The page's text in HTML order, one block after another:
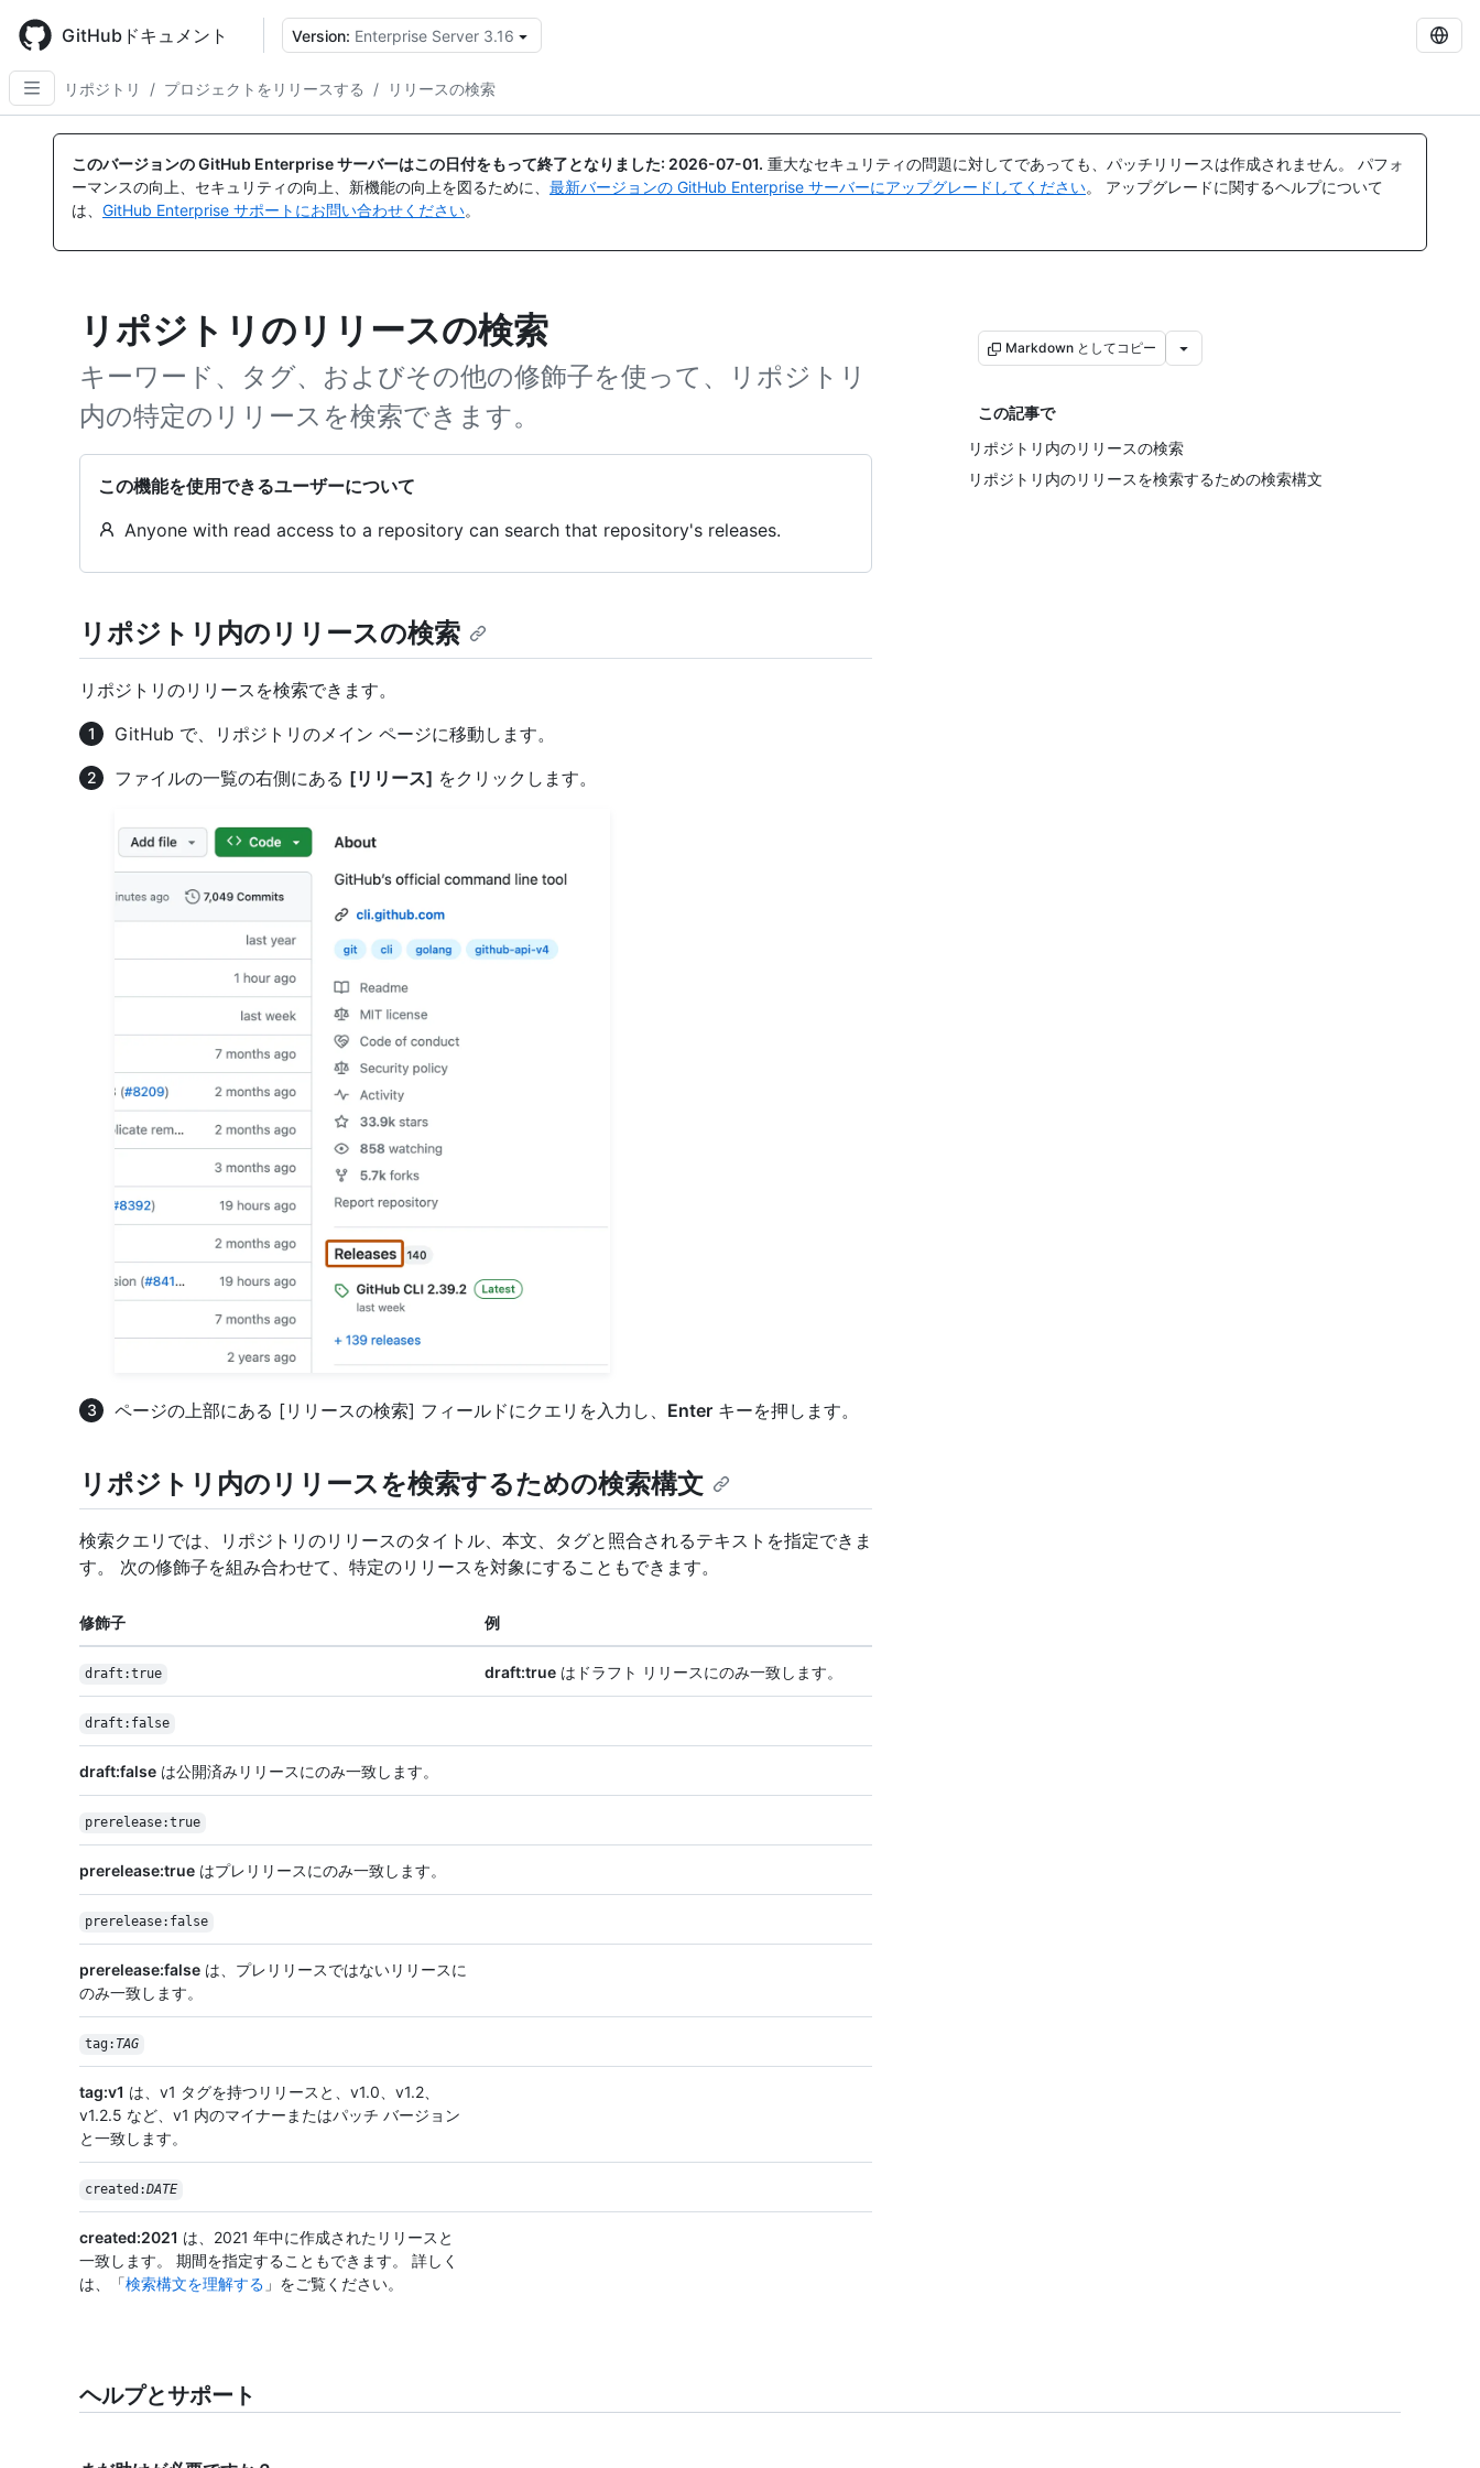
main
content
GitHubドキュメント Version: Enterprise Server 3.16
リポジトリ
/ プロジェクトをリリースする / リリースの検索
このバージョンの GitHub Enterprise サーバーはこの日付をもって終了となりました: 2026-07-01. 重大なセキュリティの問題に対してであっても、パッチリリースは作成されません。 パフォ
ーマンスの向上、セキュリティの向上、新機能の向上を図るために、 最新バージョンの GitHub Enterprise サーバーにアップグレードしてください。 アップグレードに関するヘルプについて
は、 GitHub Enterprise サポートにお問い合わせください。
リポジトリのリリースの検索
キーワード、タグ、およびその他の修飾子を使って、リポジトリ
内の特定のリリースを検索できます。
この機能を使用できるユーザーについて
Anyone with read access to a repository can search that repository's releases.
Markdown としてコピー
この記事で
リポジトリ内のリリースの検索
リポジトリ内のリリースを検索するための検索構文
リポジトリ内のリリースの検索
リポジトリのリリースを検索できます。
GitHub で、リポジトリのメイン ページに移動します。
ファイルの一覧の右側にある [リリース] をクリックします。
ページの上部にある [リリースの検索] フィールドにクエリを入力し、 Enter キーを押します。
リポジトリ内のリリースを検索するための検索構文
検索クエリでは、リポジトリのリリースのタイトル、本文、タグと照合されるテキストを指定できま
す。 次の修飾子を組み合わせて、特定のリリースを対象にすることもできます。
修飾子 例
draft:true draft:true はドラフト リリースにのみ一致します。
draft:false
draft:false は公開済みリリースにのみ一致します。
prerelease:true
prerelease:true はプレリリースにのみ一致します。
prerelease:false
prerelease:false は、プレリリースではないリリースに
のみ一致します。
tag: TAG
tag:v1 は、v1 タグを持つリリースと、v1.0、v1.2、
v1.2.5 など、v1 内のマイナーまたはパッチ バージョン
と一致します。
created:DATE
created:2021 は、2021 年中に作成されたリリースと
一致します。 期間を指定することもできます。 詳しく
は、「検索構文を理解する 」をご覧ください。
ヘルプとサポート